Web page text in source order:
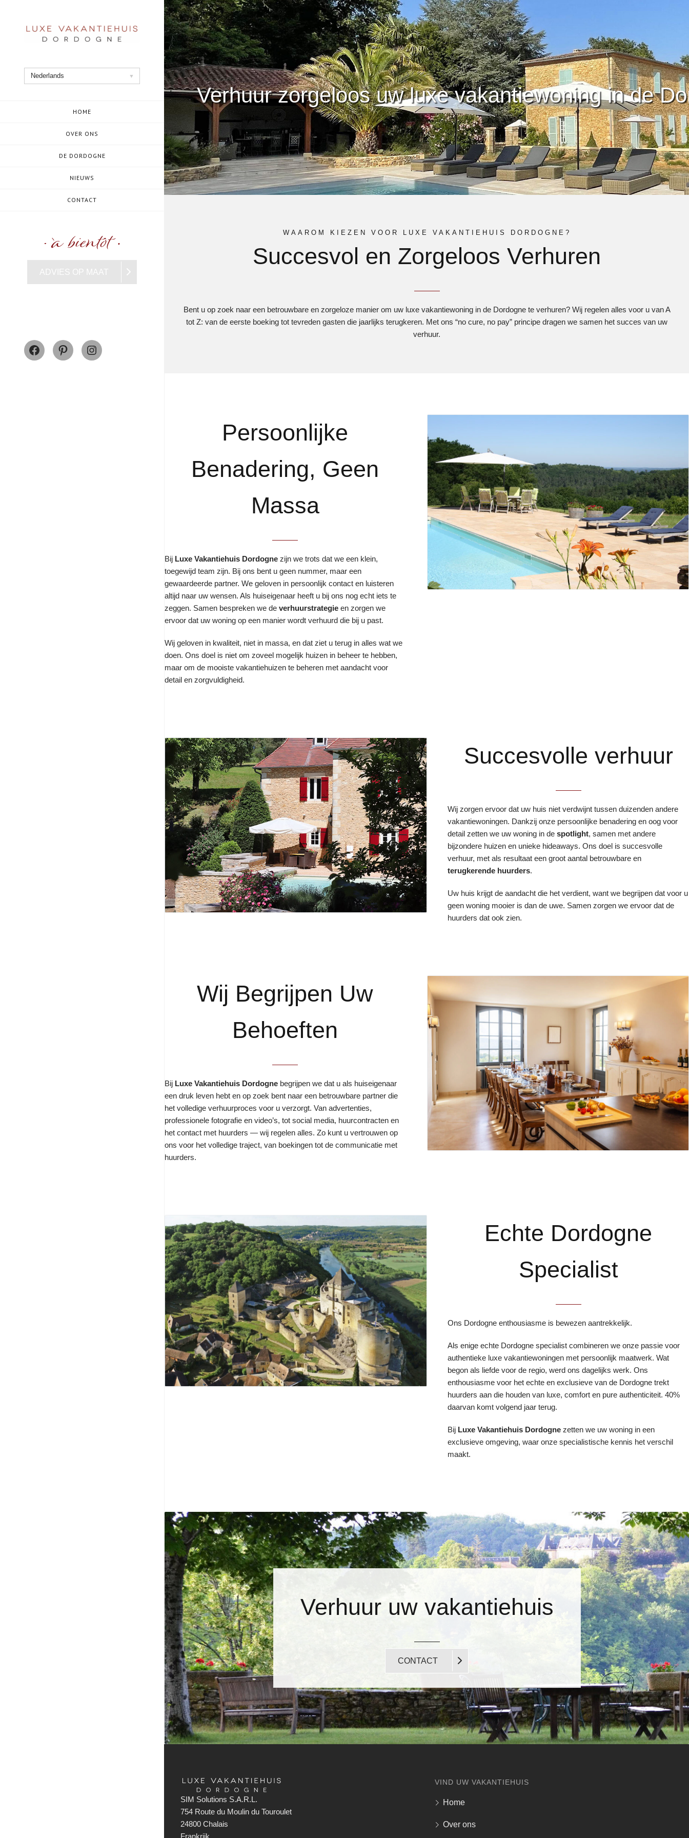
Nederlands
HOME
OVER ONS
DE DORDOGNE
NIEUWS
CONTACT
ADVIES OP MAAT
Facebook
PinterestInstagram
Verhuur zorgeloos uw luxe vakantiewoning in de
WAAROM KIEZEN VOOR LUXE VAKANTIEHUIS DORDOGNE?
Succesvol en Zorgeloos Verhuren
Bent u op zoek naar een betrouwbare en zorgeloze manier om uw luxe vakantiewoning in de Dordogne te verhuren? Wij regelen alles voor u van A
tot Z: van de eerste boeking tot tevreden gasten die jaarlijks terugkeren. Met ons “no cure, no pay” principe dragen we samen het succes van uw
verhuur.
Persoonlijke
Benadering, Geen
Massa
Bij Luxe Vakantiehuis Dordogne zijn we trots dat we een klein,
toegewijd team zijn. Bij ons bent u geen nummer, maar een
gewaardeerde partner. We geloven in persoonlijk contact en luisteren
altijd naar uw wensen. Als huiseigenaar heeft u bij ons nog echt iets te
zeggen. Samen bespreken we de verhuurstrategie en zorgen we
ervoor dat uw woning op een manier wordt verhuurd die bij u past.
Wij geloven in kwaliteit, niet in massa, en dat ziet u terug in alles wat we
doen. Ons doel is niet om zoveel mogelijk huizen in beheer te hebben,
maar om de mooiste vakantiehuizen te beheren met aandacht voor
detail en zorgvuldigheid.
Succesvolle verhuur
Wij zorgen ervoor dat uw huis niet verdwijnt tussen duizenden andere
vakantiewoningen. Dankzij onze persoonlijke benadering en oog voor
detail zetten we uw woning in despotlight, samen met andere
bijzondere huizen en unieke hideaways. Ons doel is succesvolle
verhuur, met als resultaat een groot aantal betrouwbare en
terugkerende huurders.
Uw huis krijgt de aandacht die het verdient, want we begrijpen dat voor u
geen woning mooier is dan de uwe. Samen zorgen we ervoor dat de
huurders dat ook zien.
Wij Begrijpen Uw
Behoeften
Bij Luxe Vakantiehuis Dordogne begrijpen we dat u als huiseigenaar
een druk leven hebt en op zoek bent naar een betrouwbare partner die
het volledige verhuurproces voor u verzorgt. Van advertenties,
professionele fotografie en video’s, tot social media, huurcontracten en
het contact met huurders — wij regelen alles. Zo kunt u vertrouwen op
ons voor het volledige traject, van boekingen tot de communicatie met
huurders.
Echte Dordogne
Specialist
Ons Dordogne enthousiasme is bewezen aantrekkelijk.
Als enige echte Dordogne specialist combineren we onze passie voor
authentieke luxe vakantiewoningen met persoonlijk maatwerk. Wat
begon als liefde voor de regio, werd ons dagelijks werk. Ons
enthousiasme voor het echte en exclusieve van de Dordogne trekt
huurders aan die houden van luxe, comfort en pure authenticiteit. 40%
daarvan komt volgend jaar terug.
Bij Luxe Vakantiehuis Dordogne zetten we uw woning in een
exclusieve omgeving, waar onze specialistische kennis het verschil
maakt.
Verhuur uw vakantiehuis
CONTACT
SIM Solutions S.A.R.L.
754 Route du Moulin du Touroulet
24800 Chalais
Frankrijk
VIND UW VAKANTIEHUIS
Home
Over ons